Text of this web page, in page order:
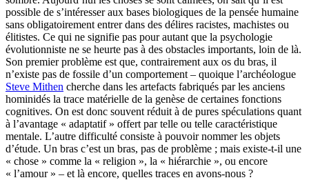
possible de s’intéresser aux bases biologiques de la pensée humaine
sans obligatoirement entrer dans des délires racistes, machistes ou
élitistes. Ce qui ne signifie pas pour autant que la psychologie
évolutionniste ne se heurte pas à des obstacles importants, loin de là.
Son premier problème est que, contrairement aux os du bras, il
n’existe pas de fossile d’un comportement – quoique l’archéologue
Steve Mithen cherche dans les artefacts fabriqués par les anciens
hominidés la trace matérielle de la genèse de certaines fonctions
cognitives. On est donc souvent réduit à de pures spéculations quant
à l’avantage « adaptatif » offert par telle ou telle caractéristique
mentale. L’autre difficulté consiste à pouvoir nommer les objets
d’étude. Un bras c’est un bras, pas de problème ; mais existe-t-il une
« chose » comme la « religion », la « hiérarchie », ou encore
« l’amour » – et là encore, quelles traces en avons-nous ?